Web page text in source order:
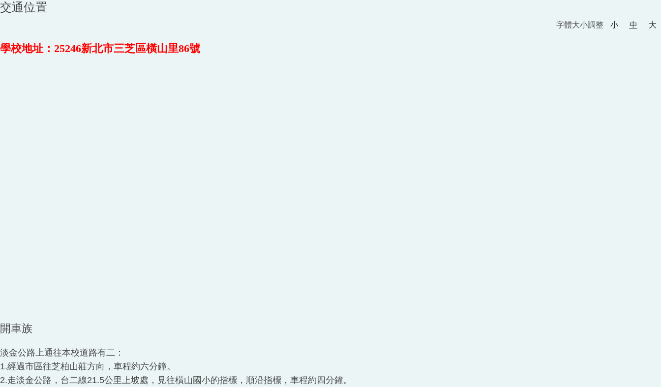
交通位置
字體大小調整 小 中 大
學校地址：25246新北市三芝區橫山里86號
開車族
淡金公路上通往本校道路有二：
1.經過市區往芝柏山莊方向，車程約六分鐘。
2.走淡金公路，台二線21.5公里上坡處，見往橫山國小的指標，順沿指標，車程約四分鐘。